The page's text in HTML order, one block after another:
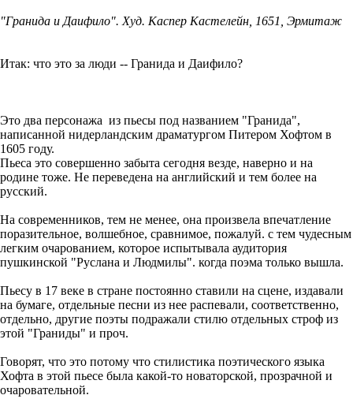
"Гранида и Даифило". Худ. Каспер Кастелейн, 1651, Эрмитаж
Итак: что это за люди -- Гранида и Даифило?
Это два персонажа из пьесы под названием "Гранида",
написанной нидерландским драматургом Питером Хофтом в
1605 году.
Пьеса это совершенно забыта сегодня везде, наверно и на
родине тоже. Не переведена на английский и тем более на
русский.
На современников, тем не менее, она произвела впечатление
поразительное, волшебное, сравнимое, пожалуй. с тем чудесным
легким очарованием, которое испытывала аудитория
пушкинской "Руслана и Людмилы". когда поэма только вышла.
Пьесу в 17 веке в стране постоянно ставили на сцене, издавали
на бумаге, отдельные песни из нее распевали, соответственно,
отдельно, другие поэты подражали стилю отдельных строф из
этой "Граниды" и проч.
Говорят, что это потому что стилистика поэтического языка
Хофта в этой пьесе была какой-то новаторской, прозрачной и
очаровательной.